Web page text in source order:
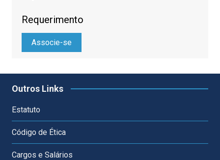
Requerimento
Associe-se
Outros Links
Estatuto
Código de Ética
Cargos e Salários